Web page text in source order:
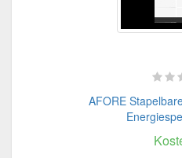
AFORE